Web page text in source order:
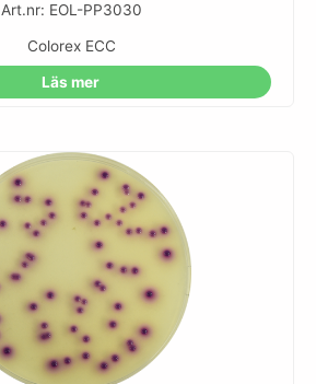
Art.nr: EOL-PP3030
Colorex ECC
Läs mer